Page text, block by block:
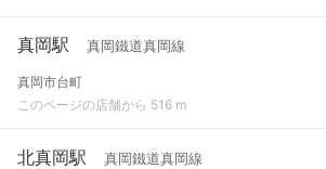
真岡駅 真岡鐵道真岡線
真岡市台町
このページの店舗から 516 m
北真岡駅 真岡鐵道真岡線